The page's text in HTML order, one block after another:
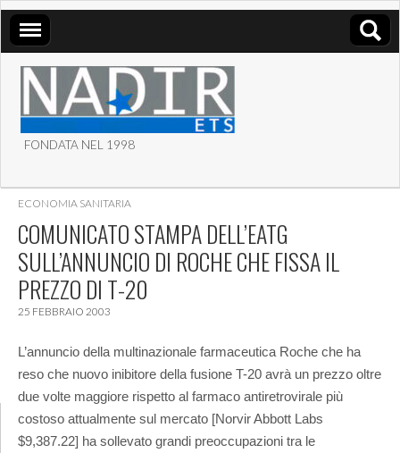
ASSOCIAZIONE NADIR
ETS
FONDATA NEL 1998
ECONOMIA SANITARIA
COMUNICATO STAMPA DELL’EATG
SULL’ANNUNCIO DI ROCHE CHE FISSA IL
PREZZO DI T-20
25 FEBBRAIO 2003
L’annuncio della multinazionale farmaceutica Roche che ha
reso che nuovo inibitore della fusione T-20 avrà un prezzo oltre
due volte maggiore rispetto al farmaco antiretrovirale più
costoso attualmente sul mercato [Norvir Abbott Labs
$9,387.22] ha sollevato grandi preoccupazioni tra le